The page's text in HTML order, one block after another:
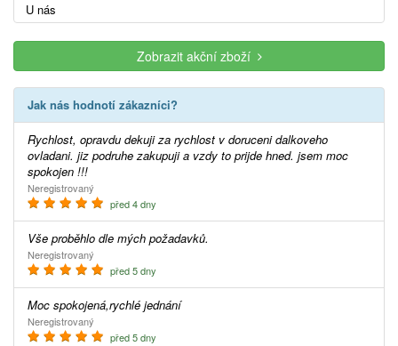
U nás
Zobrazit akční zboží
Jak nás hodnotí zákazníci?
Rychlost, opravdu dekuji za rychlost v doruceni dalkoveho
ovladani. jiz podruhe zakupuji a vzdy to prijde hned. jsem moc
spokojen !!!
Neregistrovaný
před 4 dny
Vše proběhlo dle mých požadavků.
Neregistrovaný
před 5 dny
Moc spokojená,rychlé jednání
Neregistrovaný
před 5 dny